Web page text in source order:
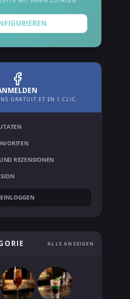
GRATUIT ET EN 1 CLIC
REZENSIONEN
EINLOGGEN
ALLE ANZEIGEN